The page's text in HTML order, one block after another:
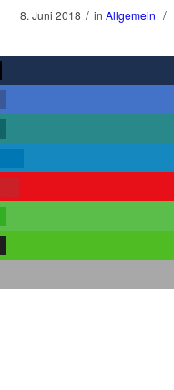
8. Juni 2018 / in Allgemein /